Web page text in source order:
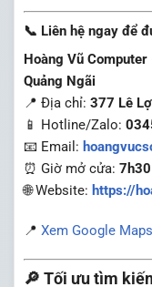
📞 Liên hệ ngay để
Hoàng Vũ
Quảng Ngãi
📍 Địa chỉ: 377 Lê
📱 Hotline/Zalo:
📧 Email:
⏰ Giờ mở cửa:
🌐 Website: https://
📍 Xem Google Maps
🔎 Tối ưu tìm